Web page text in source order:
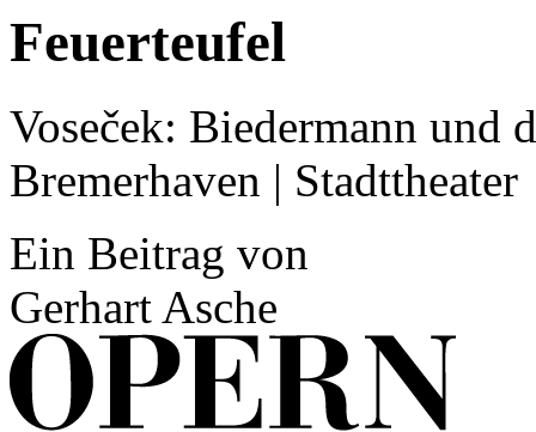
Feuerteufel
Voseček: Biedermann und
Bremerhaven | Stadttheater
Ein Beitrag von
Gerhart Asche